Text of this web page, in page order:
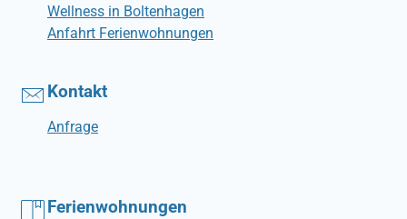
Wellness in Boltenhagen
Anfahrt Ferienwohnungen
Kontakt
Anfrage
Ferienwohnungen